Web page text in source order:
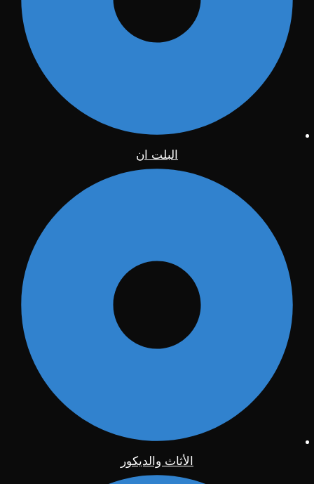
البلت ان
الأثاث والديكور